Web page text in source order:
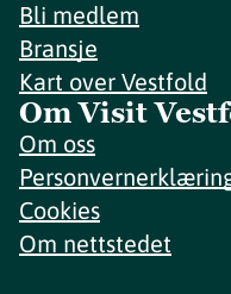
Bli medlem
Bransje
Kart over Vestfold
Om Visit
Om oss
Cookies
Om nettstedet